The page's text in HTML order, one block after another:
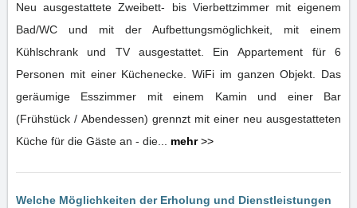
Neu ausgestattete Zweibett- bis Vierbettzimmer mit eigenem
Bad/WC und mit der Aufbettungsmöglichkeit, mit einem
Kühlschrank und TV ausgestattet. Ein Appartement für 6
Personen mit einer Küchenecke. WiFi im ganzen Objekt. Das
geräumige Esszimmer mit einem Kamin und einer Bar
(Frühstück / Abendessen) grennzt mit einer neu ausgestatteten
Küche für die Gäste an - die... mehr>>
Welche Möglichkeiten der Erholung und Dienstleistungen